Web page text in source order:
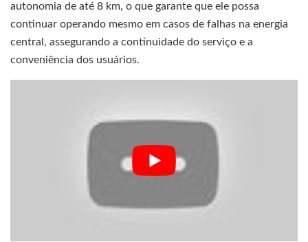
autonomia de até 8 km, o que garante que ele possa
continuar operando mesmo em casos de falhas na energia
central, assegurando a continuidade do serviço e a
conveniência dos usuários.